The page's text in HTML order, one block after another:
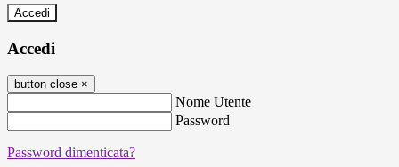
Accedi
Accedi
button close ×
Nome Utente
Password
Password dimenticata?